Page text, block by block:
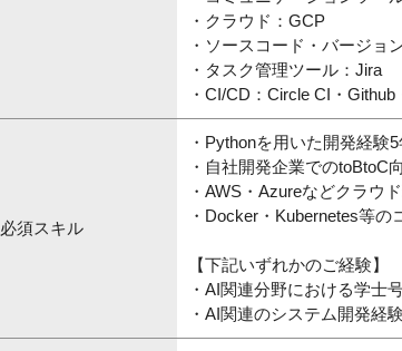
・クラウド：GCP
・ソースコード・バージョ
・タスク管理ツール：Jira
・CI/CD：Circle CI・
必須スキル
・Pythonを用いた開発経験
・自社開発企業でのtoBtoC
・AWS・Azureなどクラウ
・Docker・Kubernetes等
【下記いずれかのご経験】
・AI関連分野における学士
・AI関連のシステム開発経